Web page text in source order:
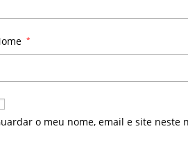
*
o meu nome, email e site neste